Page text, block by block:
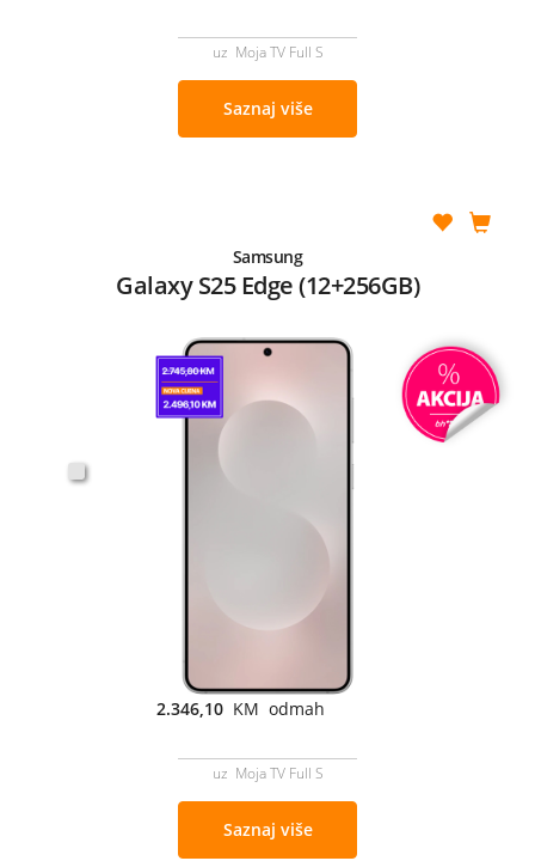
uz Moja TV Full S
Saznaj više
Samsung
Galaxy S25 Edge (12+256GB)
2.346,10 KM odmah
uz Moja TV Full S
Saznaj više